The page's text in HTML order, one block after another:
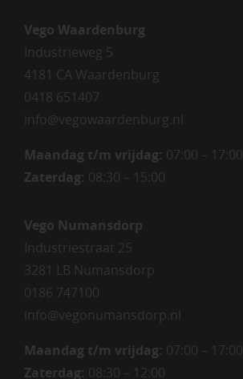
Vego Waardenburg
Industrieweg 5
4181 CA Waardenburg
0418 651407
info@vegowaardenburg.nl
Maandag t/m vrijdag: 07:00 – 17:00
Zaterdag: 08:30 – 15:00
Vego Numansdorp
Industriestraat 25
3281 LB Numansdorp
0186 747100
info@vegonumansdorp.nl
Maandag t/m vrijdag: 07:00 – 17:00
Zaterdag: 08:30 – 12:00